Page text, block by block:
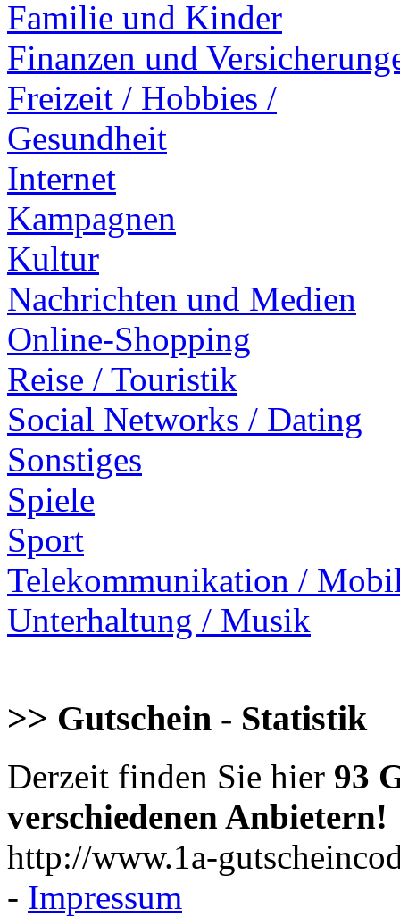
Familie und Kinder
Finanzen und
Freizeit / Hobbies /
Gesundheit
Internet
Kampagnen
Kultur
Nachrichten und Medien
Online-Shopping
Reise / Touristik
Social Networks / Dating
Sonstiges
Spiele
Sport
Telekommunikation /
Unterhaltung / Musik
>> Gutschein - Statistik
Derzeit finden Sie hier 93
verschiedenen Anbietern!
http://www.1a-
- Impressum